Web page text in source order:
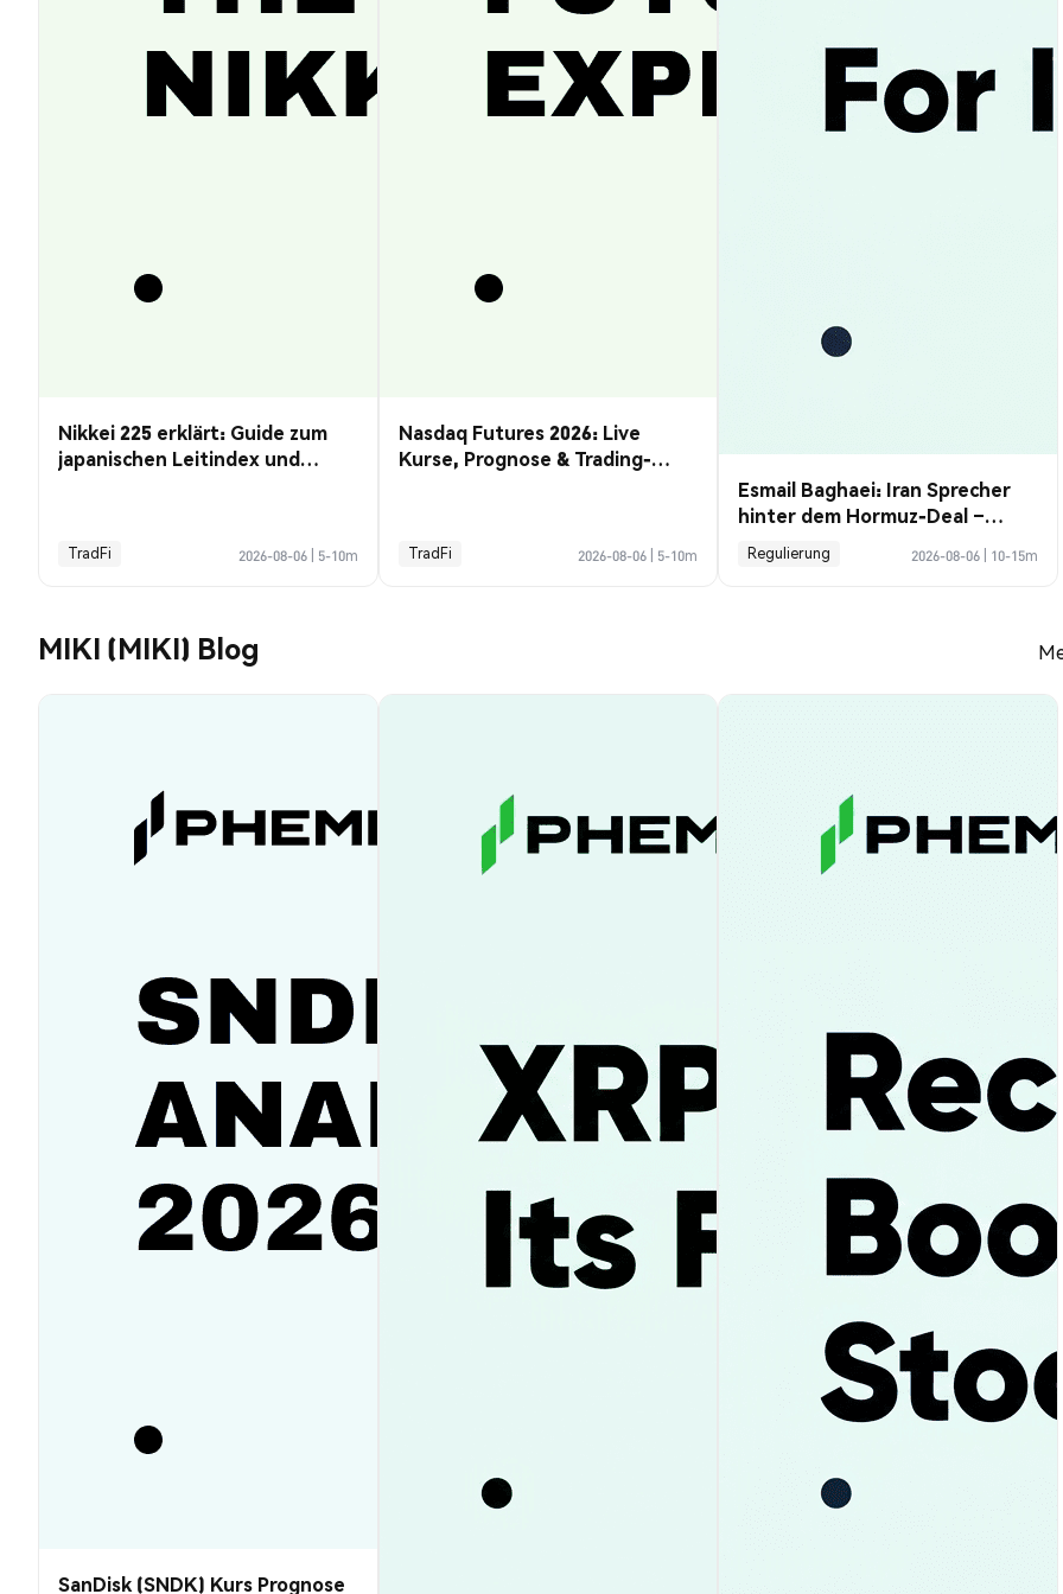
Nikkei 225 erklärt: Guide zum
japanischen Leitindex und
TradFi 2026-08-06 5-10m
Nasdaq Futures 2026: Live
Kurse, Prognose & Trading-
TradFi 2026-08-06 5-10m
Esmail Baghaei: Iran Sprecher
hinter dem Hormuz-Deal –
Profile Guide
Regulierung 2026-08-06 10-15m
MIKI (MIKI) Blog
SanDisk (SNDK) Kurs Prognose